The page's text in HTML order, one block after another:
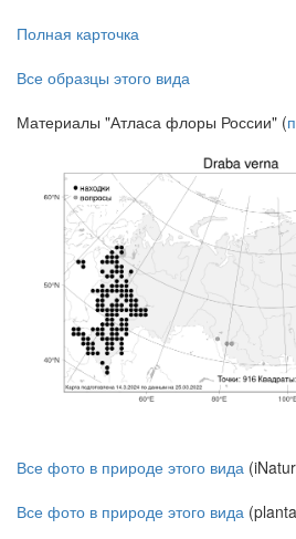
Полная карточка
Все образцы этого вида
Материалы "Атласа флоры России" (
Все фото в природе этого вида
Все фото в природе этого вида